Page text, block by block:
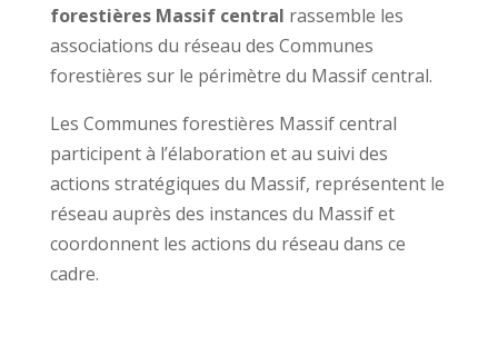
forestières Massif central rassemble les
associations du réseau des Communes
forestières sur le périmètre du Massif central.
Les Communes forestières Massif central
participent à l’élaboration et au suivi des
actions stratégiques du Massif, représentent le
réseau auprès des instances du Massif et
coordonnent les actions du réseau dans ce
cadre.